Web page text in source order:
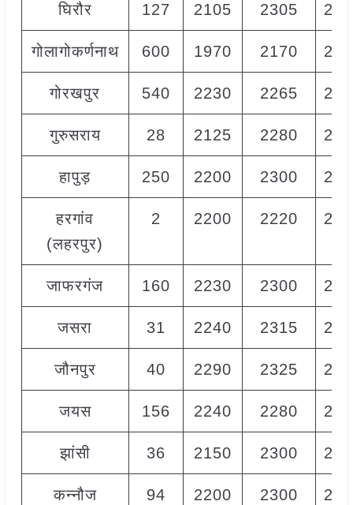
घिरौर 127 2105 2305
गोलागोकर्णनाथ 600 1970 2170
गोरखपुर 540 2230 2265
गुरुसराय 28 2125 2280
हापुड़ 250 2200 2300
हरगांव
(लहरपुर)
2 2200 2220
जाफरगंज 160 2230 2300
जसरा 31 2240 2315
जौनपुर 40 2290 2325
जयस 156 2240 2280
झांसी 36 2150 2300
कन्नौज 94 2200 2300